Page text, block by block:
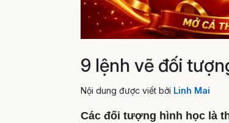
9 lệnh vẽ đối
Nội dung được viết bởi Linh Mai
Các đối tượng hình học là